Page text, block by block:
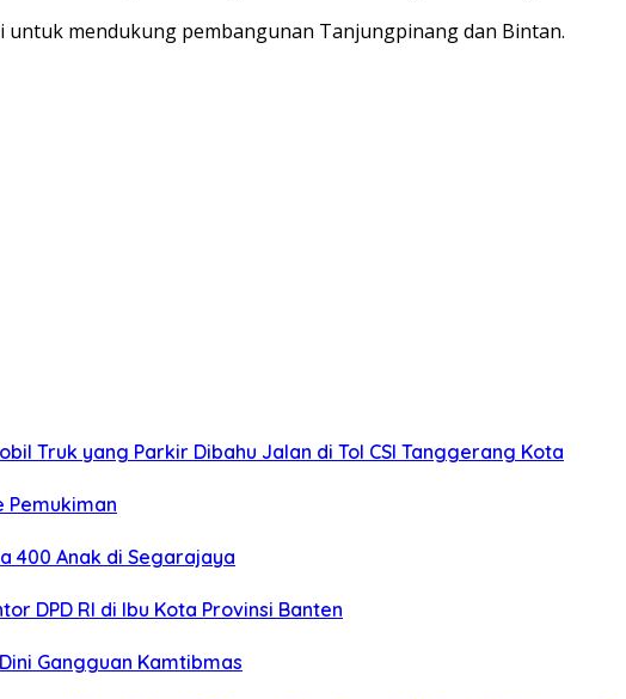
mendukung pembangunan Tanjungpinang dan Bintan.
Truk yang Parkir Dibahu Jalan di Tol CSI Tanggerang Kota
Pemukiman
400 Anak di Segarajaya
DPD RI di Ibu Kota Provinsi Banten
Gangguan Kamtibmas